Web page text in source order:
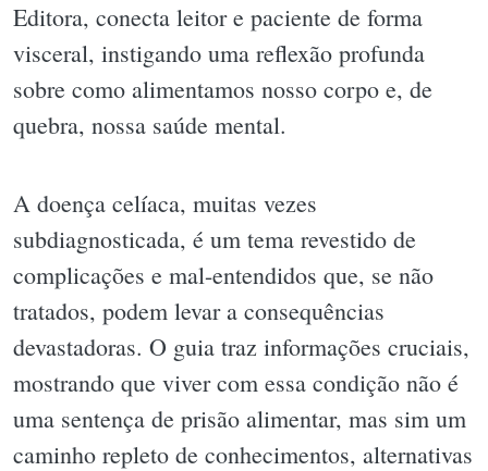
Editora, conecta leitor e paciente de forma
visceral, instigando uma reflexão profunda
sobre como alimentamos nosso corpo e, de
quebra, nossa saúde mental.
A doença celíaca, muitas vezes
subdiagnosticada, é um tema revestido de
complicações e mal-entendidos que, se não
tratados, podem levar a consequências
devastadoras. O guia traz informações cruciais,
mostrando que viver com essa condição não é
uma sentença de prisão alimentar, mas sim um
caminho repleto de conhecimentos, alternativas